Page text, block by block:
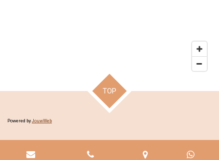
TOP
Powered by JouwWeb